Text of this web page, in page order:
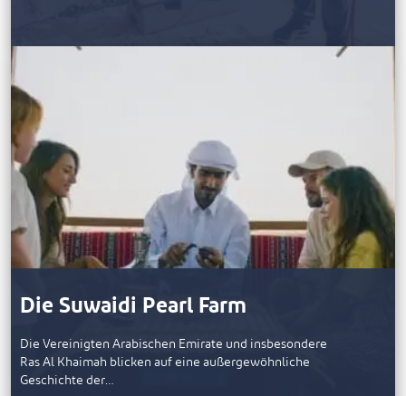
Die Suwaidi Pearl Farm
Die Vereinigten Arabischen Emirate und insbesondere
Ras Al Khaimah blicken auf eine außergewöhnliche
Geschichte der…